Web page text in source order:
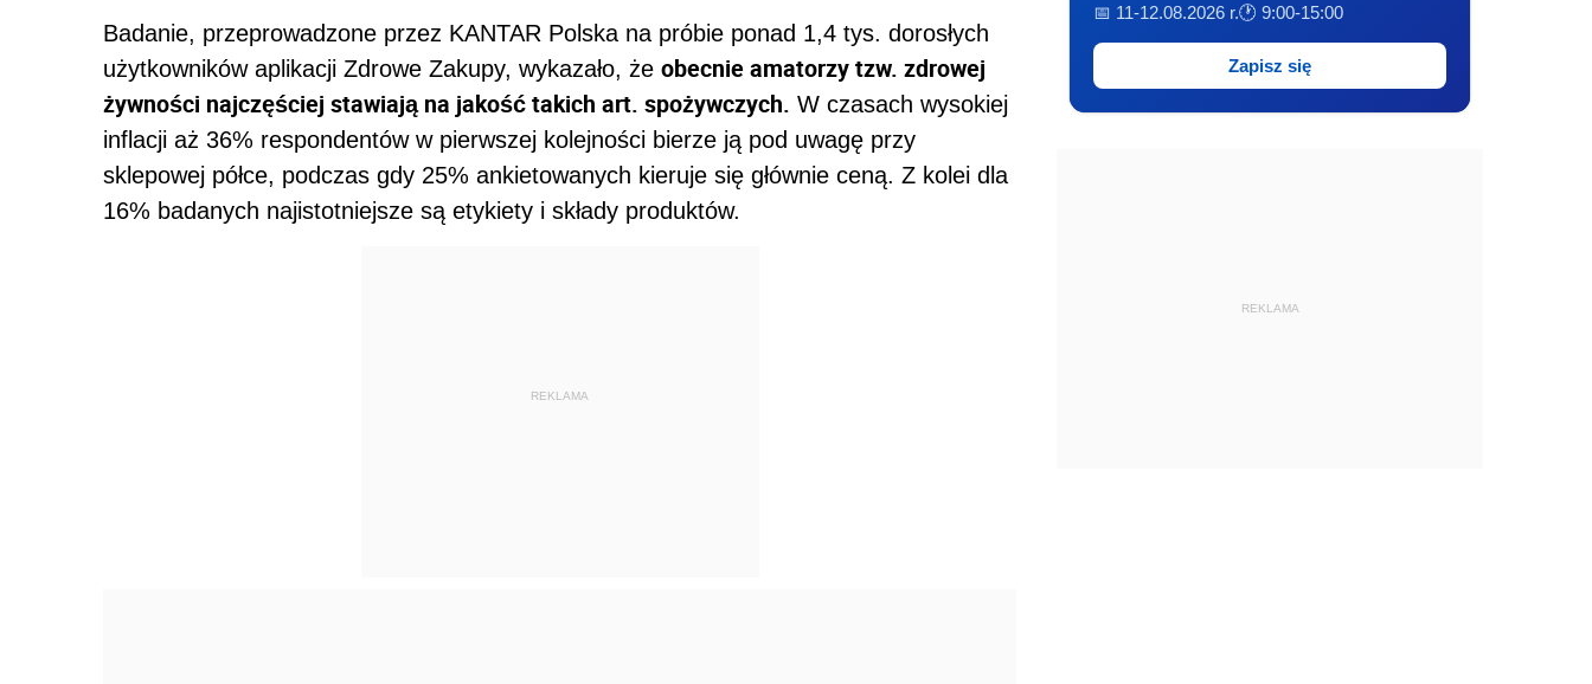
Badanie, przeprowadzone przez KANTAR Polska na próbie ponad 1,4 tys. dorosłych
użytkowników aplikacji Zdrowe Zakupy, wykazało, że obecnie amatorzy tzw. zdrowej
żywności najczęściej stawiają na jakość takich art. spożywczych. W czasach wysokiej
inflacji aż 36% respondentów w pierwszej kolejności bierze ją pod uwagę przy
sklepowej półce, podczas gdy 25% ankietowanych kieruje się głównie ceną. Z kolei dla
16% badanych najistotniejsze są etykiety i składy produktów.
REKLAMA
📅 11-12.08.2026 r.🕐 9:00-15:00
Zapisz się
REKLAMA